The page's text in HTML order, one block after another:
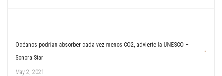
Océanos podrían absorber cada vez menos CO2, advierte la UNESCO –
Sonora Star
May 2, 2021